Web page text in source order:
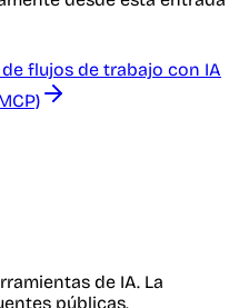
flujos de trabajo con IA
de IA. La
públicas.